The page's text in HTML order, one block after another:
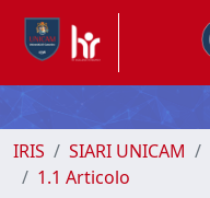
IRIS SIARI UNICAM
1.1 Articolo